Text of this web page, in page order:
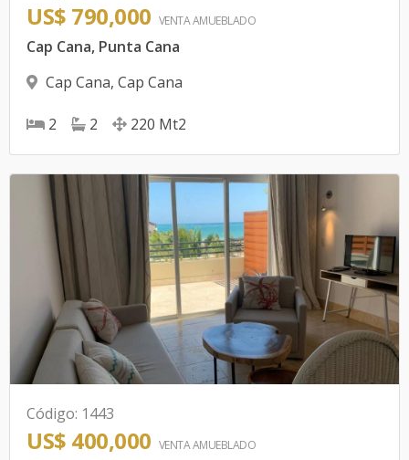
US$ 790,000 VENTA AMUEBLADO
Cap Cana, Punta Cana
Cap Cana, Cap Cana
2 2 220 Mt2
Código: 1443
US$ 400,000 VENTA AMUEBLADO